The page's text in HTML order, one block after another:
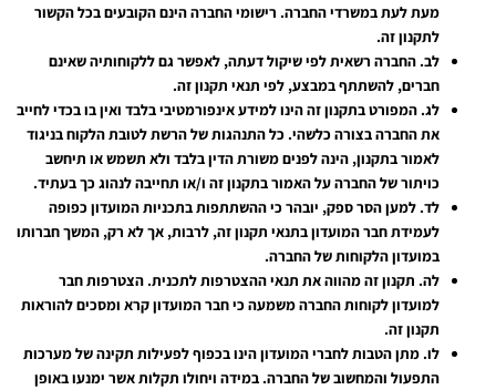
מעת לעת במשרדי החברה. רישומי החברה הינם הקובעים בכל הקשור
לתקנון זה.
לב.החברה רשאית לפי שיקול דעתה, לאפשר גם ללקוחותיה שאינם
חברים, להשתתף במבצע, לפי תנאי תקנון זה.
לג.המפורט בתקנון זה הינו למידע אינפורמטיבי בלבד ואין בו בכדי לחייב
את החברה בצורה כלשהי. כל התנהגות של הרשת לטובת הלקוח בניגוד
לאמור בתקנון, הינה לפנים משורת הדין בלבד ולא תשמש או תיחשב
כויתור של החברה על האמור בתקנון זה ו/או תחייבה לנהוג כך בעתיד.
לד.למען הסר ספק, יובהר כי ההשתתפות בתכניות המועדון כפופה
לעמידת חבר המועדון בתנאי תקנון זה, לרבות, אך לא רק, המשך חברותו
במועדון הלקוחות של החברה.
לה. תקנון זה מהווה את תנאי ההצטרפות לתכנית. הצטרפות חבר
למועדון לקוחות החברה משמעה כי חבר המועדון קרא ומסכים להוראות
תקנון זה.
לו.מתן הטבות לחברי המועדון הינו בכפוף לפעילות תקינה של מערכות
התפעול והמחשוב של החברה. במידה ויחולו תקלות אשר ימנעו באופן